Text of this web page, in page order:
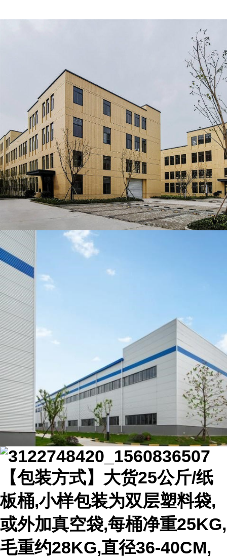
【包装方式】大货25公斤/纸
板桶,小样包装为双层塑料袋,
或外加真空袋,每桶净重25KG,
毛重约28KG,直径36-40CM,